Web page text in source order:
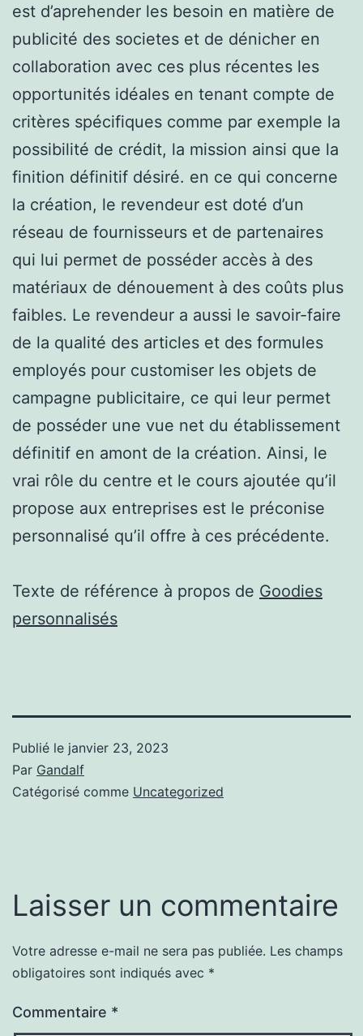
est d’aprehender les besoin en matière de
publicité des societes et de dénicher en
collaboration avec ces plus récentes les
opportunités idéales en tenant compte de
critères spécifiques comme par exemple la
possibilité de crédit, la mission ainsi que la
finition définitif désiré. en ce qui concerne
la création, le revendeur est doté d’un
réseau de fournisseurs et de partenaires
qui lui permet de posséder accès à des
matériaux de dénouement à des coûts plus
faibles. Le revendeur a aussi le savoir-faire
de la qualité des articles et des formules
employés pour customiser les objets de
campagne publicitaire, ce qui leur permet
de posséder une vue net du établissement
définitif en amont de la création. Ainsi, le
vrai rôle du centre et le cours ajoutée qu’il
propose aux entreprises est le préconise
personnalisé qu’il offre à ces précédente.
Texte de référence à propos de Goodies
personnalisés
Publié le janvier 23, 2023
Par Gandalf
Catégorisé comme Uncategorized
Laisser un commentaire
Votre adresse e-mail ne sera pas publiée. Les champs
obligatoires sont indiqués avec *
Commentaire *